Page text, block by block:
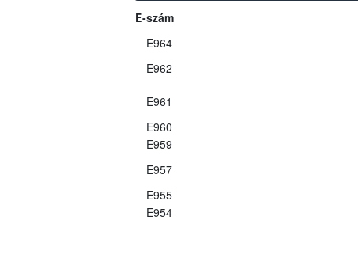
E-szám
E964
E962
E961
E960
E959
E957
E955
E954